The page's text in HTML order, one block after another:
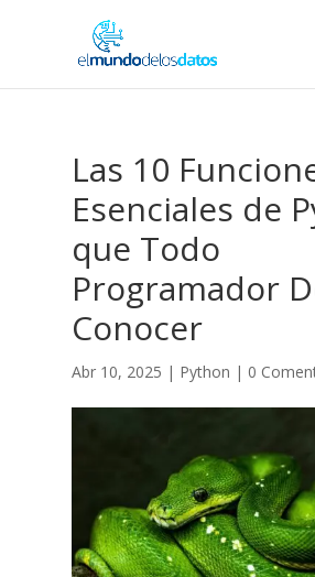
Las 10
Esenciales de
que Todo
Programador
Conocer
Abr 10, 2025 | Python | 0